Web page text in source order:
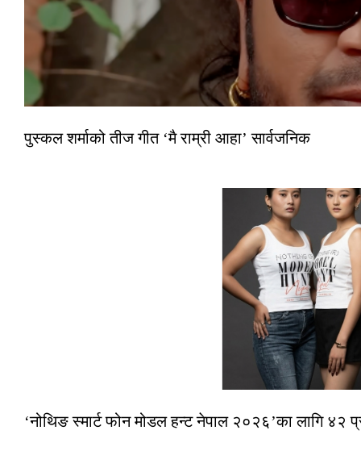
पुस्कल शर्माको तीज गीत ‘मै राम्री आहा’ सार्वजनिक
‘नोथिङ स्मार्ट फोन मोडल हन्ट नेपाल २०२६’का लागि ४२